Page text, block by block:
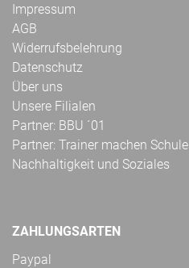
Impressum
AGB
Widerrufsbelehrung
Datenschutz
Über uns
Unsere Filialen
Partner: BBU ´01
Partner: Trainer machen Schule
Nachhaltigkeit und Soziales
ZAHLUNGSARTEN
Paypal